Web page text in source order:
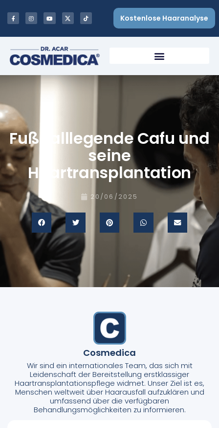
Kostenlose Haaranalyse
Fußballlegende Cafu und
seine
Haartransplantation
20/06/2025
Cosmedica
Wir sind ein internationales Team, das sich mit
Leidenschaft der Bereitstellung erstklassiger
Haartransplantationspflege widmet. Unser Ziel ist es,
Menschen weltweit über Haarausfall aufzuklären und
umfassend über die verfügbaren
Behandlungsmöglichkeiten zu informieren.